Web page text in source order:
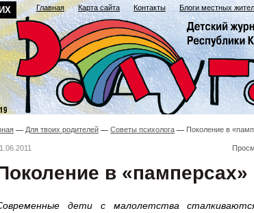
Главная Карта сайта Контакты Блоги местных
Для твоих родителей Советы психолога Поколение в
в «памперсах»
дети с малолетства